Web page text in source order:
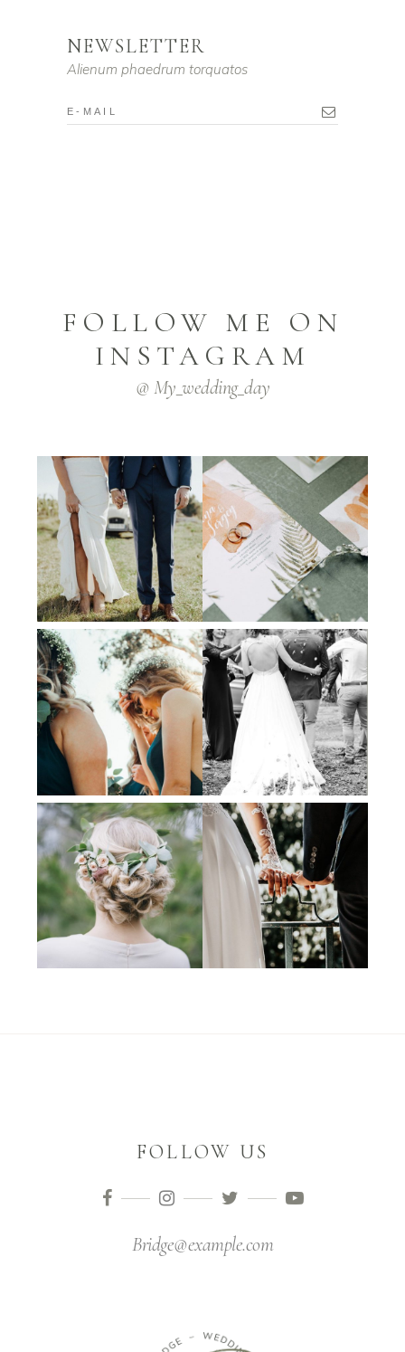
NEWSLETTER
Alienum phaedrum torquatos
FOLLOW ME ON
INSTAGRAM
@ My_wedding_day
FOLLOW US
Bridge@example.com